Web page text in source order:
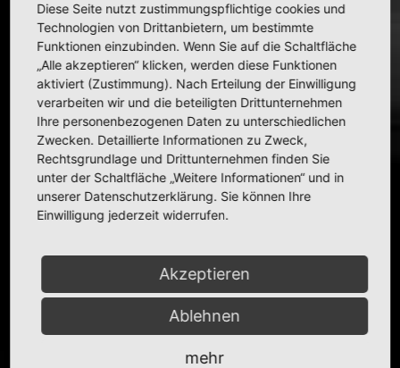
Nummer:31
Hauptfarbe:rot
Maßstab:1:59
Bemerkung:
erschienen 1972, offenliegender
Motor, Decals auf vorderer Haube, getönte
Scheiben
Zustand: trash
In Sammlung seit:ca. 1974
Weitere Informationen zum Original
generisches Modell eines Dragsters mit
abgewandelter Karosserie einesVW-Käfers
Mehr von Volkswagen
Diese Seite nutzt zustimmungspflichtige cookies und
Technologien von Drittanbietern, um bestimmte
Funktionen einzubinden. Wenn Sie auf die Schaltfläche
„Alle akzeptieren“ klicken, werden diese Funktionen
aktiviert (Zustimmung). Nach Erteilung der Einwilligung
verarbeiten wir und die beteiligten Drittunternehmen
Ihre personenbezogenen Daten zu unterschiedlichen
Zwecken. Detaillierte Informationen zu Zweck,
Rechtsgrundlage und Drittunternehmen finden Sie
unter der Schaltfläche „Weitere Informationen“ und in
unserer Datenschutzerklärung. Sie können Ihre
Einwilligung jederzeit widerrufen.
Akzeptieren
Ablehnen
mehr